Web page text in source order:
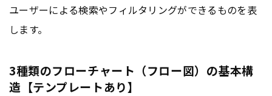
ユーザーによる検索やフィルタリングができるものを表
します。
3種類のフローチャート（フロー図）の基本構
造【テンプレートあり】